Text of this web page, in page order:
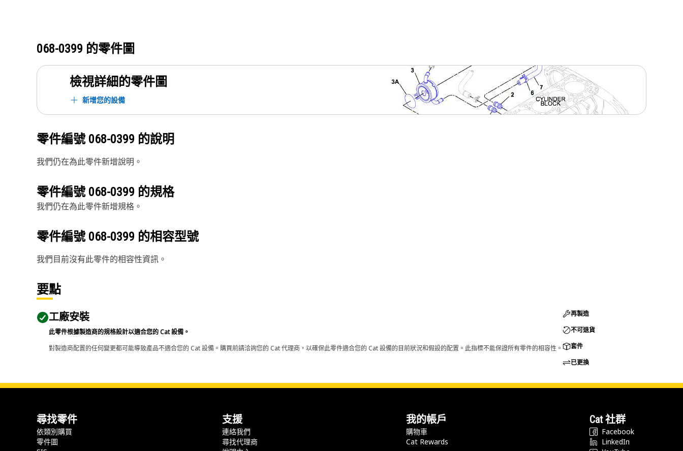
068-0399 的零件圖
檢視詳細的零件圖
新增您的設備
零件編號 068-0399 的說明
我們仍在為此零件新增說明。
零件編號 068-0399 的規格
我們仍在為此零件新增規格。
零件編號 068-0399 的相容型號
我們目前沒有此零件的相容性資訊。
要點
工廠安裝
此零件根據製造商的規格設計以適合您的 Cat 設備。
對製造商配置的任何變更都可能導致產品不適合您的 Cat 設備。購買前請洽詢您的 Cat 代理商，以確保此零件適合您的 Cat 設備的目前狀況和假設的配置。此指標不能保證所有零件的相容性。
再製造
不可退貨
套件
已更換
尋找零件
依類別購買
零件圖
支援
連絡我們
尋找代理商
我的帳戶
購物車
Cat Rewards
Cat 社群
Facebook
LinkedIn